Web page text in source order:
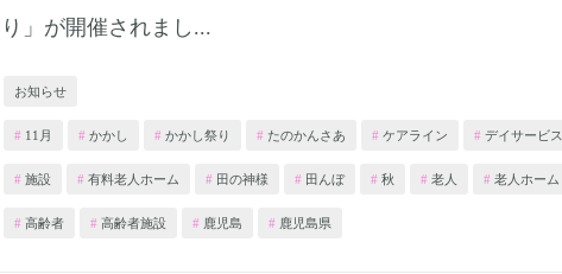
り」が開催されまし...
お知らせ
11月 かかし かかし祭り たのかんさあ ケアライン デイサービス
施設 有料老人ホーム 田の神様 田んぼ 秋 老人 老人ホーム
高齢者 高齢者施設 鹿児島 鹿児島県